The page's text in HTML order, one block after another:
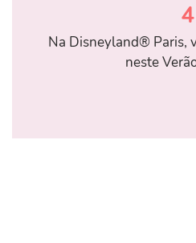
4
Na Disneyland® Paris,
neste